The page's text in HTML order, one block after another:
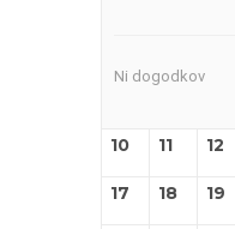
Ni dogodkov
10 11 12
17 18 19